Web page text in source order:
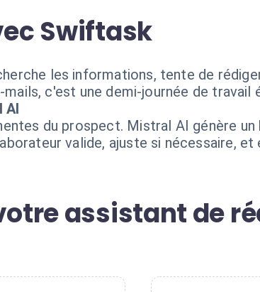
Swiftask
les informations, tente de
c'est une demi-journée de travail
AI
du prospect. Mistral AI génère
valide, ajuste si nécessaire, et
assistant de